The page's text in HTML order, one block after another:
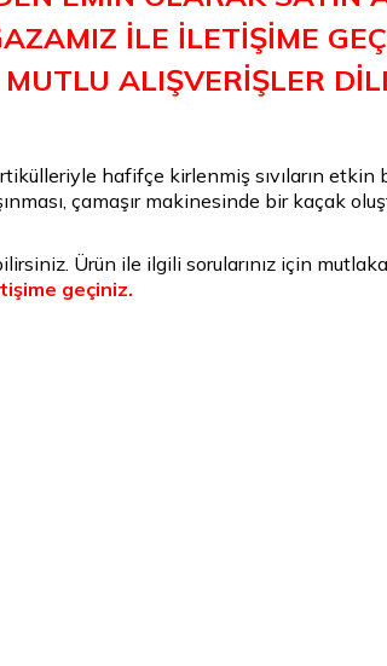
İLE İLETİŞİME
ALIŞVERİŞLER
hafifçe kirlenmiş sıvıların etkin
çamaşır makinesinde bir kaçak
Ürün ile ilgili sorularınız için mutlaka
geçiniz.